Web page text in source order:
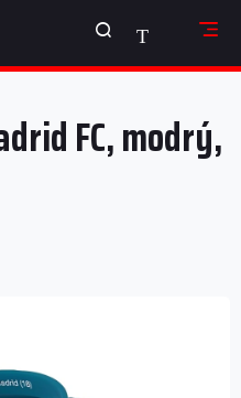
NÁKUPNÍ
KOŠÍK
FC, modrý,